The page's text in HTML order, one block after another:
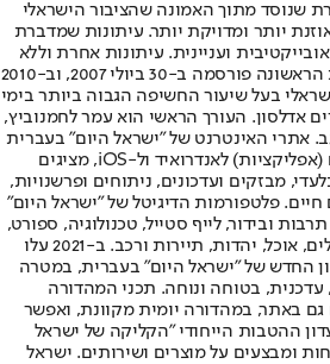
שנוסד מתוך האמונה שהציבור הישראלי
יותר ומדויקת יותר. עיתונות שמדברת
ועניינית. עיתונות אחרת וללא
תשלום. המהדורה המודפסת הראשונה פורסמה ב-30 ביולי 2007, וב-2010
בעל שיעור החשיפה הגבוה ביותר בימי
אדלסון. העורך הראשי הוא עמר לחמנוביץ,
אתרי האינטרנט של "ישראל היום" בעברית
ובאנגלית, כמו כן היישומונים (אפליקציות) לאנדרואיד ול-iOS, מציגים
מבזקים ועדכונים, ניתוחים ופרשנויות,
חיים. פלטפורמות הדיגיטל של "ישראל היום"
ובידור, לייף סטייל, טכנולוגיה, ספורט,
כלכלה וצרכנות, בריאות, חיילים, אוכל, יהדות, תיירות ורכב. ב-2021 עלו
החדש של "ישראל היום" בעברית, במטרה
עדכנית, בטוחה ונוחה. תכני המהדורה
גם באתר, במהדורה יומית מקוונת, ואפשר
ההטבות הייחודי "הקליקה של ישראל
ומבצעים על מוצרים ושירותים. ישראל